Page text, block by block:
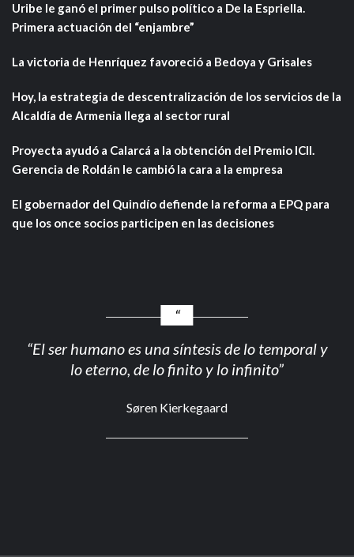
Uribe le ganó el primer pulso político a De la Espriella.
Primera actuación del “enjambre”
La victoria de Henríquez favoreció a Bedoya y Grisales
Hoy, la estrategia de descentralización de los servicios de la
Alcaldía de Armenia llega al sector rural
Proyecta ayudó a Calarcá a la obtención del Premio ICII.
Gerencia de Roldán le cambió la cara a la empresa
El gobernador del Quindío defiende la reforma a EPQ para
que los once socios participen en las decisiones
“El ser humano es una síntesis de lo temporal y
lo eterno, de lo finito y lo infinito”
Søren Kierkegaard